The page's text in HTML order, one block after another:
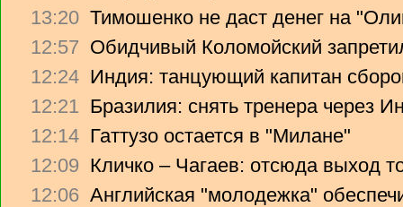
13:20 Тимошенко не даст денег на
12:57 Обидчивый Коломойский
12:24 Индия: танцующий капитан
12:21 Бразилия: снять тренера через
12:14 Гаттузо остается в "Милане"
12:09 Кличко – Чагаев: отсюда выход
12:06 Английская "молодежка"